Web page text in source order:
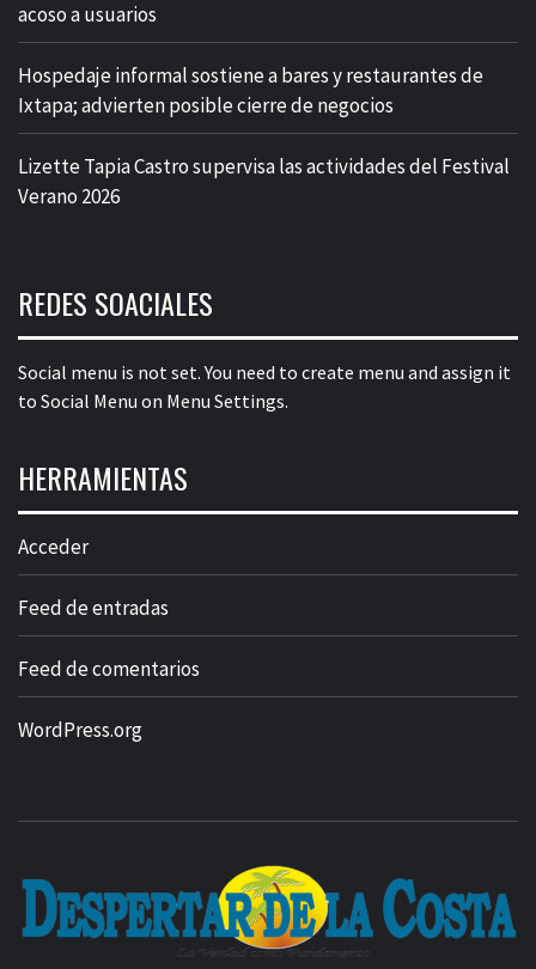
acoso a usuarios
Hospedaje informal sostiene a bares y restaurantes de
Ixtapa; advierten posible cierre de negocios
Lizette Tapia Castro supervisa las actividades del Festival
Verano 2026
REDES SOACIALES
Social menu is not set. You need to create menu and assign it
to Social Menu on Menu Settings.
HERRAMIENTAS
Acceder
Feed de entradas
Feed de comentarios
WordPress.org